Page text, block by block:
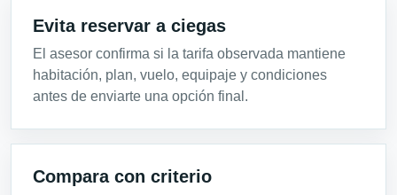
Evita reservar a ciegas
El asesor confirma si la tarifa observada mantiene
habitación, plan, vuelo, equipaje y condiciones
antes de enviarte una opción final.
Compara con criterio